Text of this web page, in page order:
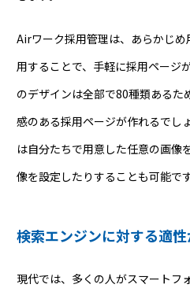
Airワーク採用管理は、あらかじ
用することで、手軽に採用ページ
のデザインは全部で80種類あるた
感のある採用ページが作れるでし
は自分たちで用意した任意の画像
像を設定したりすることも可能です
検索エンジンに対する適
現代では、多くの人がスマートフ